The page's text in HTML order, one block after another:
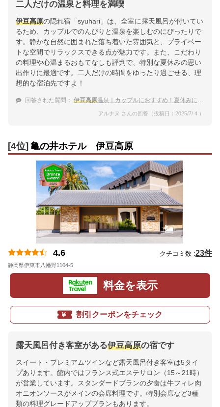
二人だけの温泉と料理を満喫
伊豆高原の隠れ宿「syuhari」は、全室に露天風呂が付いてい
るため、カップルでのんびりと温泉を楽しむのにぴったりで
す。静かな自然に囲まれた落ち着いた雰囲気と、プライベー
トな空間でリラックスできる点が魅力です。また、こだわり
の料理や心温まるおもてなしも評判で、特別な夏休みの思い
出作りに最適です。二人だけの時間をゆったり過ごせる、理
想的な宿泊先ですよ！
回答された質問： 伊豆高原温泉｜カップルにおすすめ！夏休みにぴったりな宿は？
アルナヌ さんの回答（投稿日：2025/7/ 4 ）
[4位] 亀の井ホテル 伊豆高原
4.6 クチコミ数 :23件
静岡県伊東市八幡野1104-5
料金を表示
割引クーポンをチェック
露天風呂付き客室がある伊豆高原の宿です
スイート・プレミアムツインなど露天風呂付き客室は5タイ
プあります。館内ではフランス式エステサロン（15～21時）
が営業しています。スタンダードプランの夕食は牛フィレ肉
オニオンソースがメインの会席料理です。特別会席など3種
類の料理グレードアッププランもあります。